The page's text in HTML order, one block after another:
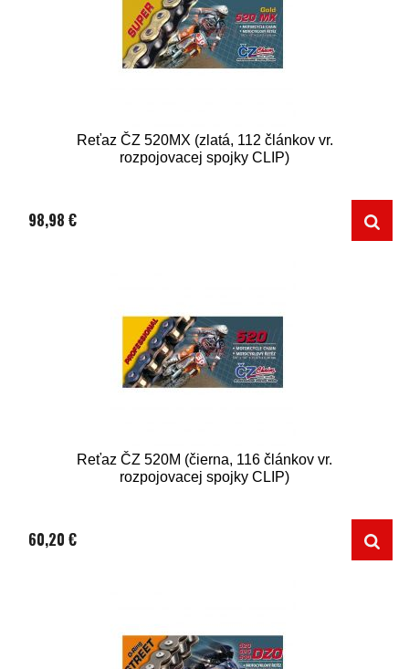
Reťaz ČZ 520MX (zlatá, 112 článkov vr.
rozpojovacej spojky CLIP)
98,98 €
Reťaz ČZ 520M (čierna, 116 článkov vr.
rozpojovacej spojky CLIP)
60,20 €